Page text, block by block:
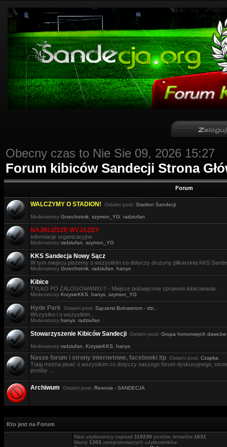
Obecny czas to Nie Sie 09, 2026 15:27
Forum kibiców Sandecji Strona
Forum
WALCZYMY O STADION! Ostatni post: Stadion Sandecji
Moderatorzy Grzechotnik szymon_YG radziufan
NAJBLIŻSZE WYJAZDY
Informacje organizacyjne
Moderatorzy radziufan szymon_YG
KKS Sandecja Nowy Sącz
W tym miejscu piszemy o wszystkim co dotyczy drużyny piłkarskiej KKS
Moderatorzy Grzechotnik radziufan hanys
Kibice
TYLKO PO ZALOGOWANIU !! - Miejsce poświęcone sprawom kibicowania.
Moderatorzy KrzysieKKS hanys szymon_YG
Hyde Park Ostatni post: Sączersi Bohaterom - zbi...
Wszystko i o wszystkim...
Moderatorzy hanys radziufan
Stowarzyszenie Kibiców Sandecji Ostatni post: Grupa honorowych dawców
Moderatorzy radziufan KrzysieKKS hanys
Nasze forum i strony internetowe, facebooki itp Ostatni post: Czapka
Tutaj można pisać o wszystkim co dotyczy naszego forum dyskusyjnego,
prośby ...
Archiwum Ostatni post: Resovia - SANDECJA
Kto jest na Forum
Nasi użytkownicy napisali 119230 postów, tematów 1631
Mamy 1303 zarejestrowanych użytkowników